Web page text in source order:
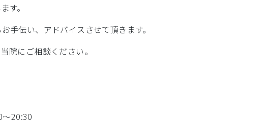
す。
手伝い、アドバイスさせて頂きます。
院にご相談ください。
20:30